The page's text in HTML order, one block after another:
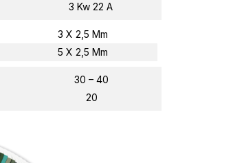
3 Kw 22 A
3 X 2,5 Mm
5 X 2,5 Mm
30 – 40
20